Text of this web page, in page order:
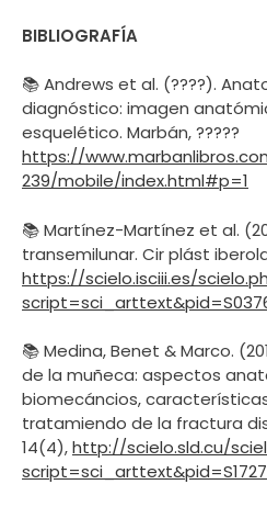
BIBLIOGRAFÍA
📚 Andrews et al. (????).
diagnóstico: imagen
esquelético. Marbán, ?????
https://
239/mobile/index.html#p=1
📚 Martínez-Martínez et al.
transemilunar. Cir plást
https://scielo.isciii.es/
📚 Medina, Benet & Marco.
de la muñeca: aspectos
biomecáncios,
tratamiendo de la fractura
14(4),http://scielo.sld.cu/
script=sci_arttext&pid=S1727-